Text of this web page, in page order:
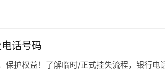
电话号码
保护权益！了解临时/正式挂失流程，银行电